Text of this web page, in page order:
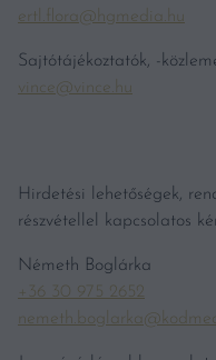
ertl.flora@hgmedia.hu
Sajtótájékoztatók, -
vince@vince.hu
Hirdetési lehetőségek,
részvétellel kapcsolatos
Németh Boglárka
+36 30 975 2652